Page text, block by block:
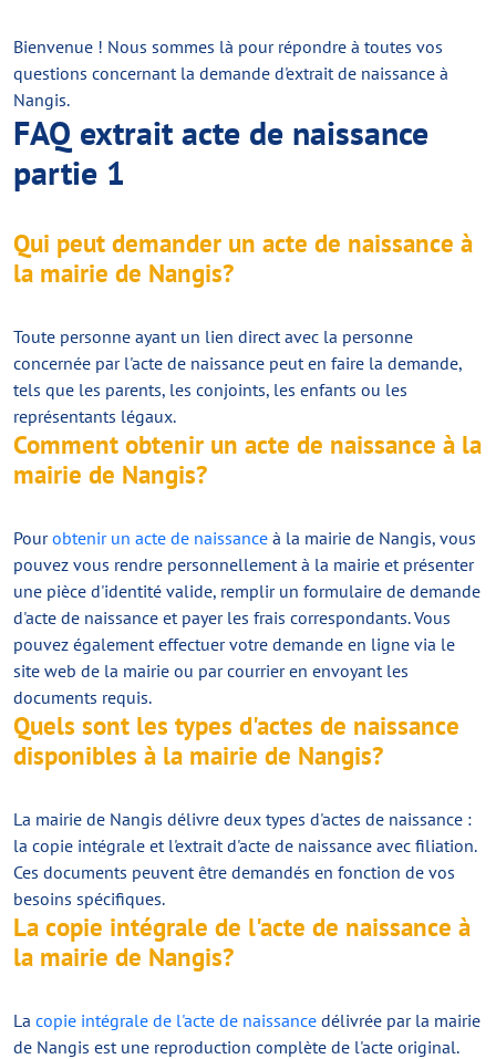
Bienvenue ! Nous sommes là pour répondre à toutes vos
questions concernant la demande d'extrait de naissance à
Nangis.
FAQ extrait acte de naissance
partie 1
Qui peut demander un acte de naissance à
la mairie de Nangis?
Toute personne ayant un lien direct avec la personne
concernée par l'acte de naissance peut en faire la demande,
tels que les parents, les conjoints, les enfants ou les
représentants légaux.
Comment obtenir un acte de naissance à la
mairie de Nangis?
Pourobtenir un acte de naissance à la mairie de Nangis, vous
pouvez vous rendre personnellement à la mairie et présenter
une pièce d'identité valide, remplir un formulaire de demande
d'acte de naissance et payer les frais correspondants. Vous
pouvez également effectuer votre demande en ligne via le
site web de la mairie ou par courrier en envoyant les
documents requis.
Quels sont les types d'actes de naissance
disponibles à la mairie de Nangis?
La mairie de Nangis délivre deux types d'actes de naissance :
la copie intégrale et l'extrait d'acte de naissance avec filiation.
Ces documents peuvent être demandés en fonction de vos
besoins spécifiques.
La copie intégrale de l'acte de naissance à
la mairie de Nangis?
La copie intégrale de l'acte de naissance délivrée par la mairie
de Nangis est une reproduction complète de l'acte original.